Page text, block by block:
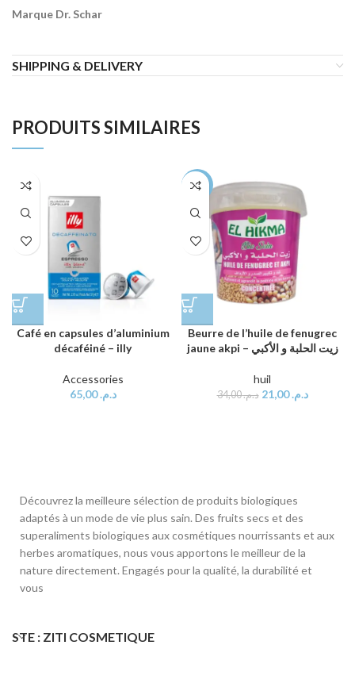
Marque Dr. Schar
SHIPPING & DELIVERY
PRODUITS SIMILAIRES
Café en capsules d’aluminium
décaféiné – illy
Accessories
د.م.65,00
-38%
Beurre de l’huile de fenugrec
jaune akpi – زيت الحلبة و الأكبي
huil
د.م.34,00 د.م.21,00
Découvrez la meilleure sélection de produits biologiques
adaptés à un mode de vie plus sain. Des fruits secs et des
superaliments biologiques aux cosmétiques nourrissants et aux
herbes aromatiques, nous vous apportons le meilleur de la
nature directement. Engagés pour la qualité, la durabilité et
vous
STE : ZITI COSMETIQUE